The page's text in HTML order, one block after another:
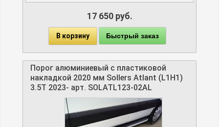
17 650 руб.
В корзину Быстрый заказ
Порог алюминиевый с пластиковой
накладкой 2020 мм Sollers Atlant (L1H1)
3.5T 2023- арт. SOLATL123-02AL